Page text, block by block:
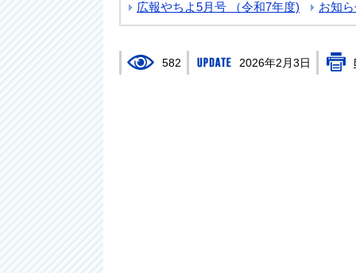
広報やちよ5月号 （令和7年度) お知
582 2026年2月3日